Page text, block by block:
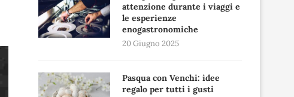
attenzione durante i viaggi e
le esperienze
enogastronomiche
20 Giugno 2025
Pasqua con Venchi: idee
regalo per tutti i gusti